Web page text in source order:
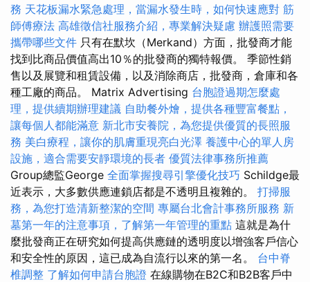
務 天花板漏水緊急處理，當漏水發生時，如何快速應對 筋
師傅療法 高雄徵信社服務介紹，專業解決疑慮 辦護照需要
攜帶哪些文件 只有在默坎（Merkand）方面，批發商才能
找到比商品價值高出10％的批發商的獨特報價。 季節性銷
售以及展覽和租賃設備，以及消除商店，批發商，倉庫和各
種工廠的商品。 Matrix Advertising 台胞證過期怎麼處
理，提供續期辦理建議 自助餐外燴，提供各種豐富餐點，
讓每個人都能滿意 新北市安養院，為您提供優質的長照服
務 美白療程，讓你的肌膚重現亮白光澤 養護中心的單人房
設施，適合需要安靜環境的長者 優質法律事務所推薦
Group總監George 全面掌握搜尋引擎優化技巧 Schildge最
近表示，大多數供應連鎖店都是不透明且複雜的。 打掃服
務，為您打造清新整潔的空間 專屬台北會計事務所服務 新
墓第一年的注意事項，了解第一年管理的重點 這就是為什
麼批發商正在研究如何提高供應鏈的透明度以增強客戶信心
和安全性的原因，這已成為自流行以來的第一名。 台中脊
椎調整 了解如何申請台胞證 在線購物在B2C和B2B客戶中